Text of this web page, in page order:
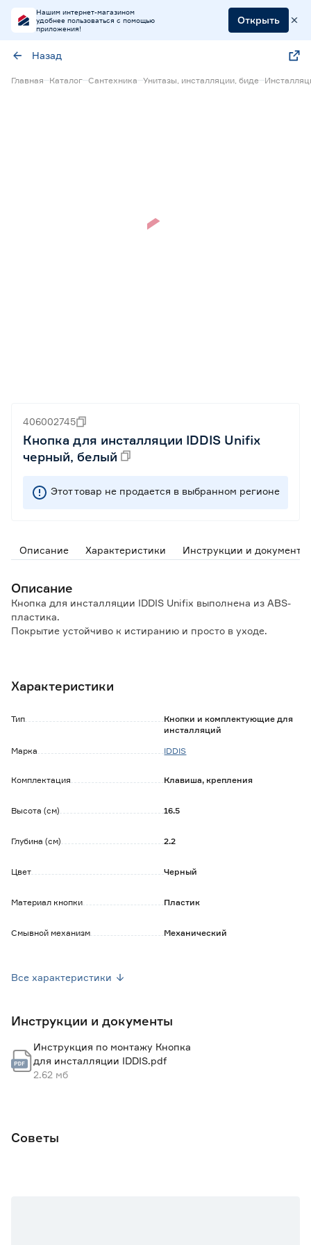
Нашим интернет-магазином
удобнее пользоваться с помощью
приложения!
Открыть
Назад
Главная Каталог Сантехника Унитазы, инсталляции, биде
406002745
Кнопка для инсталляции IDDIS Unifix
черный, белый
Этот товар не продается в выбранном регионе
Описание Характеристики Инструкции и документы
Описание
Кнопка для инсталляции IDDIS Unifix выполнена из ABS-
пластика.
Покрытие устойчиво к истиранию и просто в уходе.
бачка;
- прочность и износостойкость: пластиковый корпус
кнопки не боится влажности и резких перепадов
Характеристики
Тип
Кнопки и комплектующие для
инсталляций
Марка
IDDIS
Комплектация Клавиша, крепления
Высота (см) 16.5
Глубина (см) 2.2
Цвет Черный
Материал кнопки Пластик
Смывной механизм Механический
Страна производства Россия
Ширина (см) 24.5
Все характеристики
Инструкции и документы
Инструкция по монтажу Кнопка
для инсталляции IDDIS.pdf
2.62 мб
Советы